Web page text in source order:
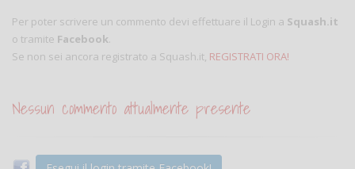
Per poter scrivere un commento devi effettuare il Login a Squash.it
o tramite Facebook.
Se non sei ancora registrato a Squash.it, REGISTRATI ORA!
Nessun commento attualmente presente